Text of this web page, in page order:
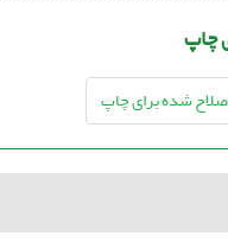
چاپ
شده برای چاپ